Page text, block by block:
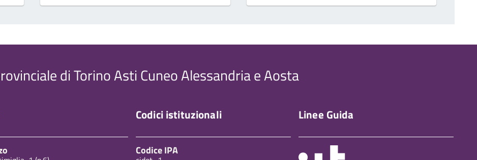
di Torino Asti Cuneo Alessandria e Aosta
Codici istituzionali
Codice IPA
Linee Guida